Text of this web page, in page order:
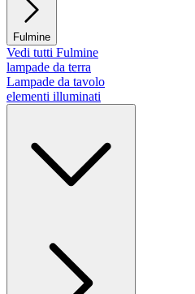
Fulmine
Vedi tutti Fulmine
lampade da terra
Lampade da tavolo
elementi illuminati